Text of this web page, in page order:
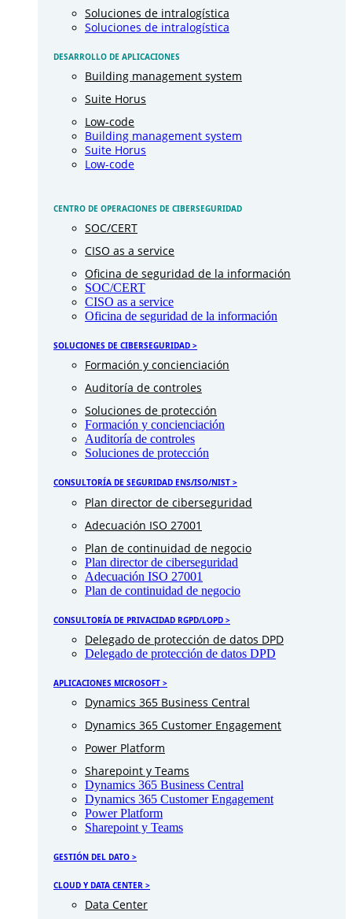
Soluciones de intralogística
Soluciones de intralogística
DESARROLLO DE APLICACIONES
Building management system
Suite Horus
Low-code
Building management system
Suite Horus
Low-code
CENTRO DE OPERACIONES DE CIBERSEGURIDAD
SOC/CERT
CISO as a service
Oficina de seguridad de la información
SOC/CERT
CISO as a service
Oficina de seguridad de la información
SOLUCIONES DE CIBERSEGURIDAD >
Formación y concienciación
Auditoría de controles
Soluciones de protección
Formación y concienciación
Auditoría de controles
Soluciones de protección
CONSULTORÍA DE SEGURIDAD ENS/ISO/NIST >
Plan director de ciberseguridad
Adecuación ISO 27001
Plan de continuidad de negocio
Plan director de ciberseguridad
Adecuación ISO 27001
Plan de continuidad de negocio
CONSULTORÍA DE PRIVACIDAD RGPD/LOPD >
Delegado de protección de datos DPD
Delegado de protección de datos DPD
APLICACIONES MICROSOFT >
Dynamics 365 Business Central
Dynamics 365 Customer Engagement
Power Platform
Sharepoint y Teams
Dynamics 365 Business Central
Dynamics 365 Customer Engagement
Power Platform
Sharepoint y Teams
GESTIÓN DEL DATO >
CLOUD Y DATA CENTER >
Data Center